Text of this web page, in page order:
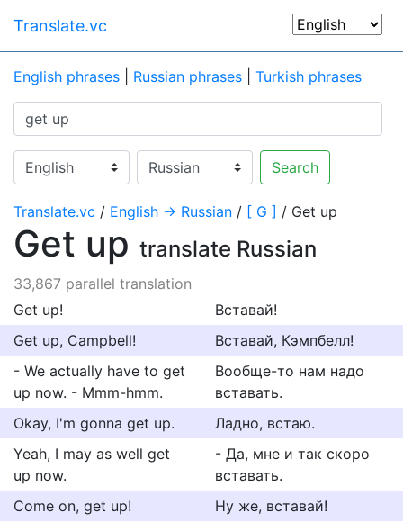
Translate.vc
English phrases Russian phrases Turkish phrases
Search
Translate.vc / English → Russian / [ G ] / Get up
Get up translate Russian
33,867 parallel translation
Get up!
Вставай!
Get up, Campbell!
Вставай, Кэмпбелл!
- We actually have to get
up now. - Mmm-hmm.
Вообще-то нам надо
вставать.
Okay, I'm gonna get up.
Ладно, встаю.
Yeah, I may as well get
up now.
- Да, мне и так скоро
вставать.
Come on, get up!
Ну же, вставай!